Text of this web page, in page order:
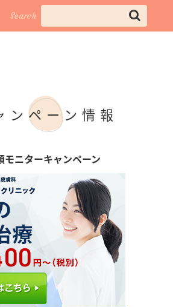
Search
ンペーン情報
ニターキャンペーン